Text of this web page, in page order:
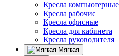
Кресла компьютерные
Кресла рабочие
Кресла офисные
Кресла для кабинета
Кресла руководителя
Мягкая